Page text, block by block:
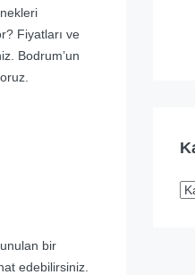
Fiyatları ve
Bodrum’un
bir
edebilirsiniz.